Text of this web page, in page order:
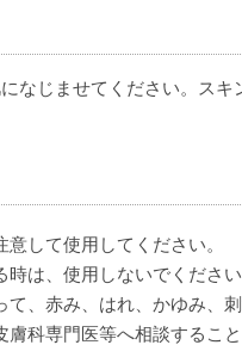
なじませてください。ス
して使用してください。
は、使用しないでください
、赤み、はれ、かゆみ、
科専門医等へ相談するこ